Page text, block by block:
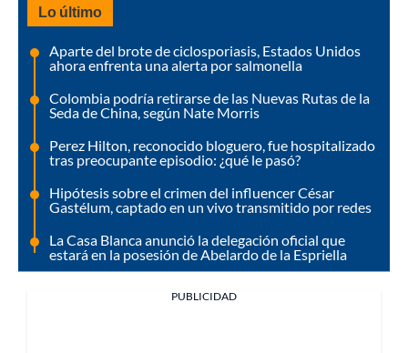
Lo último
Aparte del brote de ciclosporiasis, Estados Unidos
ahora enfrenta una alerta por salmonella
Colombia podría retirarse de las Nuevas Rutas de la
Seda de China, según Nate Morris
Perez Hilton, reconocido bloguero, fue hospitalizado
tras preocupante episodio: ¿qué le pasó?
Hipótesis sobre el crimen del influencer César
Gastélum, captado en un vivo transmitido por redes
La Casa Blanca anunció la delegación oficial que
estará en la posesión de Abelardo de la Espriella
PUBLICIDAD